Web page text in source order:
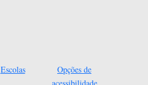
Escolas
Opções de
acessibilidade